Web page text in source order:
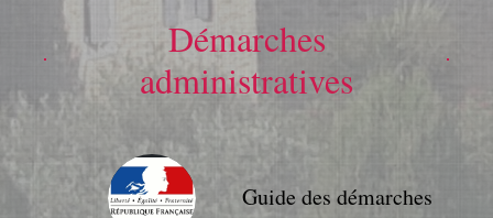
Démarches
administratives
Guide des démarches